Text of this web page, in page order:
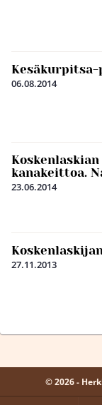
Kesäkurpitsa-
06.08.2014
kanakeittoa.
23.06.2014
27.11.2013
© 2026 -